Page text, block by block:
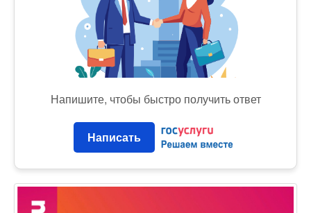
Напишите, чтобы быстро получить ответ
Написать